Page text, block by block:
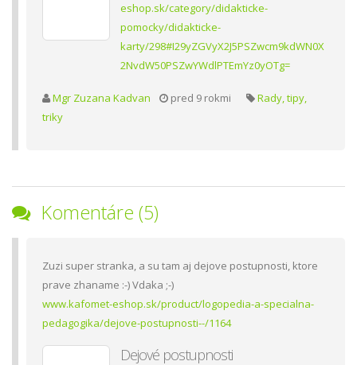
eshop.sk/category/didakticke-
pomocky/didakticke-
karty/298#I29yZGVyX2J5PSZwcm9kdWN0X
2NvdW50PSZwYWdlPTEmYz0yOTg=
Mgr Zuzana Kadvan pred 9 rokmi
Rady, tipy,
triky
Komentáre (5)
Zuzi super stranka, a su tam aj dejove postupnosti, ktore
prave zhaname :-) Vdaka ;-)
www.kafomet-eshop.sk/product/logopedia-a-specialna-
pedagogika/dejove-postupnosti--/1164
Dejové postupnosti